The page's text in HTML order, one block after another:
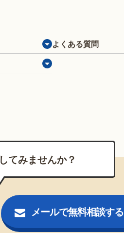
よくある質問
してみませんか？
メールで無料相談する